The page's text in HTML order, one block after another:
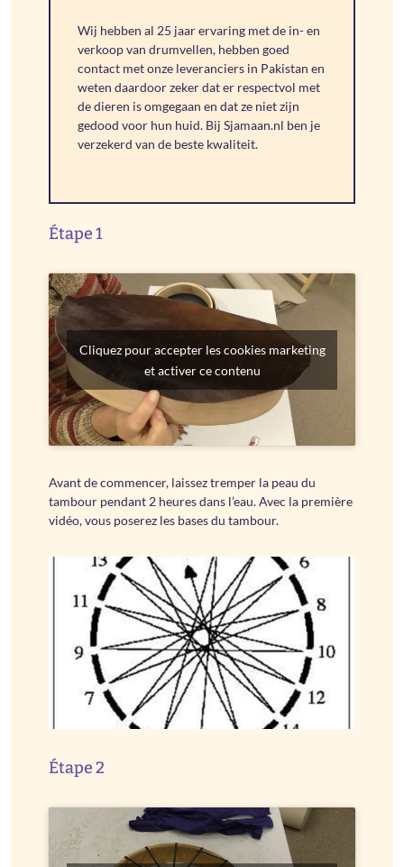
Wij hebben al 25 jaar ervaring met de in- en
verkoop van drumvellen, hebben goed
contact met onze leveranciers in Pakistan en
weten daardoor zeker dat er respectvol met
de dieren is omgegaan en dat ze niet zijn
gedood voor hun huid. Bij Sjamaan.nl ben je
verzekerd van de beste kwaliteit.
Étape 1
Cliquez pour accepter les cookies marketing
et activer ce contenu
Avant de commencer, laissez tremper la peau du
tambour pendant 2 heures dans l’eau. Avec la première
vidéo, vous poserez les bases du tambour.
Étape 2